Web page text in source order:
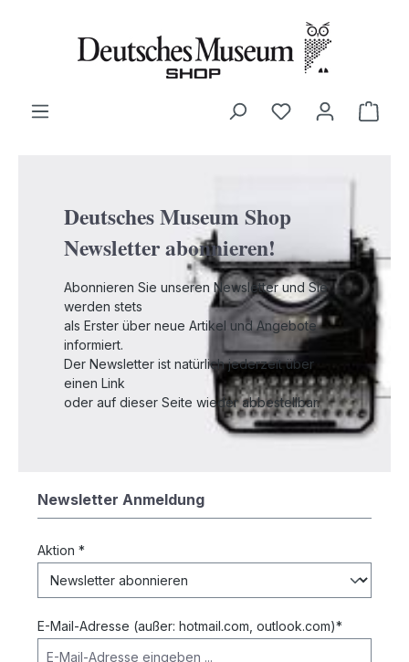
Deutsches Museum Shop
Newsletter abonnieren!
Abonnieren Sie unseren Newsletter und Sie
werden stets
als Erster über neue Artikel und Angebote
informiert.
Der Newsletter ist natürlich jederzeit über
einen Link
oder auf dieser Seite wieder abbestellbar.
Newsletter Anmeldung
Aktion *
E-Mail-Adresse (außer: hotmail.com, outlook.com)*